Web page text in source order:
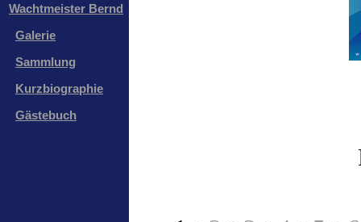
Wachtmeister Bernd
Galerie
Sammlung
Kurzbiographie
Gästebuch